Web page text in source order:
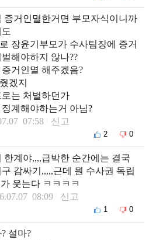
증거인멸한거면 부모자식이니까
장윤기부모가 수사팀장에 증거
해야하지 않나??
거인멸 해주겠음?
겠지
는 처벌하던가
계해야하는거 아님?
07:58 신고
2 0
한계야,,,,급박한 순간에는 결국
감싸기,,,,,근데 뭔 수사권 독립
웃는다 ㅋㅋㅋㅋ
08:09 신고
1 0
설마?